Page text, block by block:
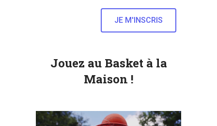
Jouez au Basket à la
Maison !